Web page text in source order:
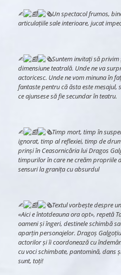
✍︎
Un spectacol frumos,
articulațiile sale interioare, jucat
✍︎
Suntem invitați să
dimensiune teatrală. Unde ne va
actoricesc. Unde ne vom minuna în
fantaste pentru că ăsta este mesajul,
ce ajunsese să fie secundar în teatru.
✍︎
Timp mort, timp în
ignorat, timp al reflexiei, timp de
prinşi în Ceasornicăria lui Dragos
timpurilor în care ne creăm propriile
sensuri la granița cu absurdul
✍︎
Textul vorbește despre
«Aici e întotdeauna ora opt», repetă
oameni și îngeri, destinele schimbă
aparțin personajelor. Dragoș
actorilor și îi coordonează cu
cu voci schimbate, pantomină, dans
sunt, toți!